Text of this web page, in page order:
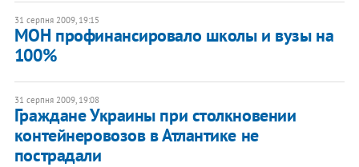
31 серпня 2009, 19:15
МОН профинансировало школы и вузы на
100%
31 серпня 2009, 19:08
Граждане Украины при столкновении
контейнеровозов в Атлантике не
пострадали